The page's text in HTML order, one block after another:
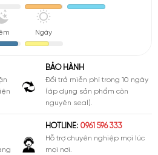
Ngày
BẢO HÀNH
Đổi trả miễn phí trong 10 ngày
(áp dụng sản phẩm còn
nguyên seal).
HOTLINE: 0961 596 333
Hỗ trợ chuyên nghiệp mọi lúc
mọi nơi.